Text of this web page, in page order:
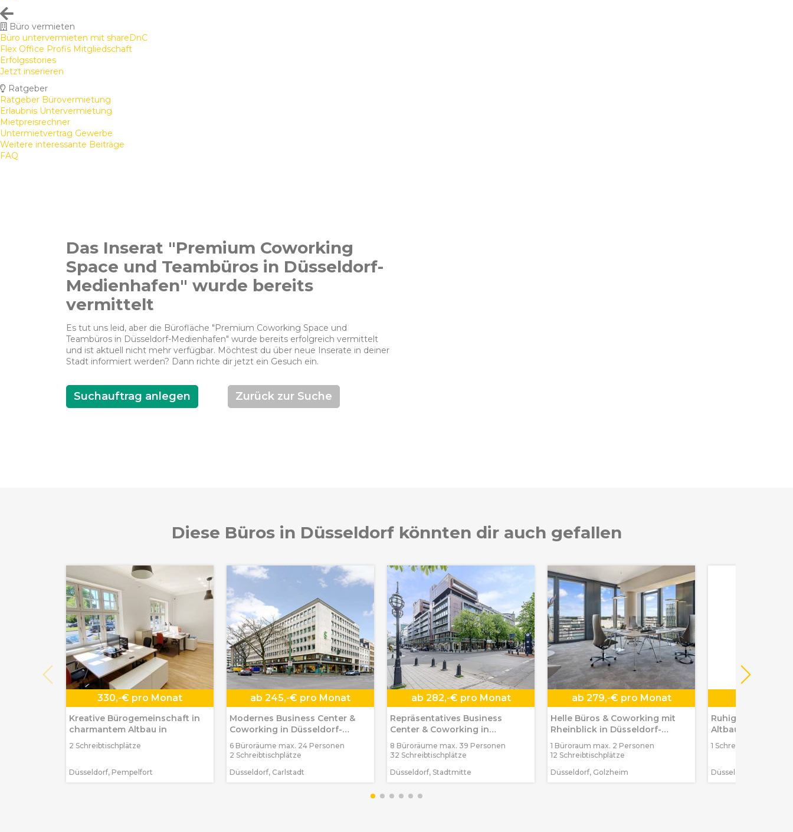
Büro vermieten
Büro untervermieten mit shareDnC
Flex Office Profis Mitgliedschaft
Erfolgsstories
Jetzt inserieren
Ratgeber
Ratgeber Bürovermietung
Erlaubnis Untervermietung
Mietpreisrechner
Untermietvertrag Gewerbe
Weitere interessante Beiträge
FAQ
Das Inserat "Premium Coworking
Space und Teambüros in Düsseldorf-
Medienhafen" wurde bereits
vermittelt
Es tut uns leid, aber die Bürofläche "Premium Coworking Space und
Teambüros in Düsseldorf-Medienhafen" wurde bereits erfolgreich vermittelt
und ist aktuell nicht mehr verfügbar. Möchtest du über neue Inserate in deiner
Stadt informiert werden? Dann richte dir jetzt ein Gesuch ein.
Suchauftrag anlegen Zurück zur Suche
Diese Büros in Düsseldorf könnten dir auch gefallen
330,-€ pro Monat
Kreative Bürogemeinschaft in
charmantem Altbau in
2 Schreibtischplätze
Düsseldorf, Pempelfort
ab 245,-€ pro Monat
Modernes Business Center &
Coworking in Düsseldorf-
Carlstadt
6 Büroräume max. 24 Personen
2 Schreibtischplätze
Düsseldorf, Carlstadt
ab 282,-€ pro Monat
Repräsentatives Business
Center & Coworking in
Düsseldorf-Stadtmitte
8 Büroräume max. 39 Personen
32 Schreibtischplätze
Düsseldorf, Stadtmitte
ab 279,-€ pro Monat
Helle Büros & Coworking mit
Rheinblick in Düsseldorf-
Golzheim, 9.
1 Büroraum max. 2 Personen
12 Schreibtischplätze
Düsseldorf, Golzheim
Ruhige
Altbau in
1 Schreibtischplatz
Düsseldorf, Carlstadt